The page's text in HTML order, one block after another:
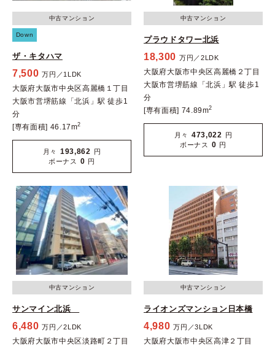
中古マンション
Down
ザ・キタハマ
7,500 万円／1LDK
大阪府大阪市中央区高麗橋１丁目
大阪市営堺筋線「北浜」駅 徒歩1
分
[専有面積] 46.17m2
月々 193,862 円
ボーナス
0 円
中古マンション
プラウドタワー北浜
18,300 万円／2LDK
大阪府大阪市中央区高麗橋２丁目
大阪市営堺筋線「北浜」駅 徒歩1
分
[専有面積] 74.89m2
月々 473,022 円
ボーナス
0 円
中古マンション
サンマイン北浜
6,480 万円／2LDK
大阪府大阪市中央区淡路町２丁目
中古マンション
ライオンズマンション日本橋
4,980 万円／3LDK
大阪府大阪市中央区高津２丁目